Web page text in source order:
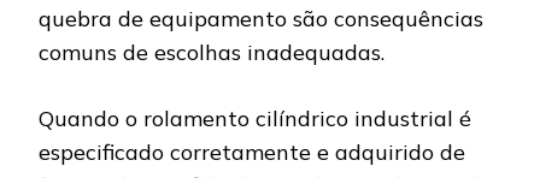
quebra de equipamento são consequências
comuns de escolhas inadequadas.
Quando o rolamento cilíndrico industrial é
especificado corretamente e adquirido de